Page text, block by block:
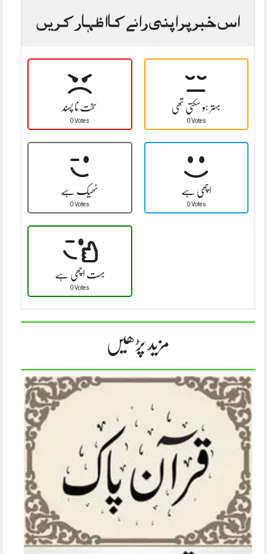
اس خبر پر اپنی رائے کا اظہار کریں
سخت نا پسند
0 Votes
بہتر ہو سکتی تھی
0 Votes
ٹھیک ہے
0 Votes
اچھی ہے
0 Votes
بہت اچھی ہے
0 Votes
مزید پڑھیں